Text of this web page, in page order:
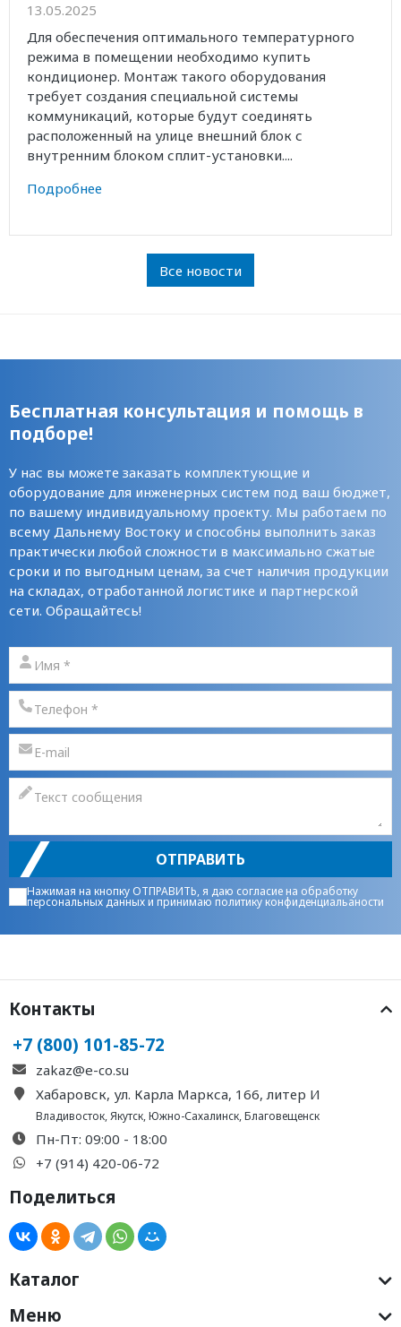
13.05.2025
Для обеспечения оптимального температурного
режима в помещении необходимо купить
кондиционер. Монтаж такого оборудования
требует создания специальной системы
коммуникаций, которые будут соединять
расположенный на улице внешний блок с
внутренним блоком сплит-установки....
Подробнее
Все новости
Бесплатная консультация и помощь в
подборе!
У нас вы можете заказать комплектующие и
оборудование для инженерных систем под ваш бюджет,
по вашему индивидуальному проекту. Мы работаем по
всему Дальнему Востоку и способны выполнить заказ
практически любой сложности в максимально сжатые
сроки и по выгодным ценам, за счет наличия продукции
на складах, отработанной логистике и партнерской
сети. Обращайтесь!
ОТПРАВИТЬ
Нажимая на кнопку ОТПРАВИТЬ, я даю согласие на обработку
персональных данныхи принимаюполитику конфиденциальаности
Контакты
+7 (800) 101-85-72
zakaz@e-co.su
Хабаровск, ул. Карла Маркса, 166, литер И
Владивосток,Якутск,Южно-Сахалинск,Благовещенск
Пн-Пт: 09:00 - 18:00
+7 (914) 420-06-72
Поделиться
Каталог
Меню